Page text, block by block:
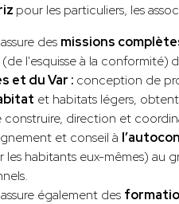
pour les particuliers, les
des missions
(de l'esquisse à la conformité)
et du Var : conception de
et habitats légers,
construire, direction et
et conseil à
les habitants eux-mêmes) au
également des